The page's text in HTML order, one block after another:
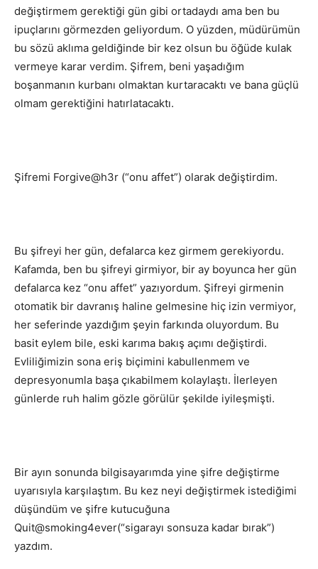
değiştirmem gerektiği gün gibi ortadaydı ama ben bu
ipuçlarını görmezden geliyordum. O yüzden, müdürümün
bu sözü aklıma geldiğinde bir kez olsun bu öğüde kulak
vermeye karar verdim. Şifrem, beni yaşadığım
boşanmanın kurbanı olmaktan kurtaracaktı ve bana güçlü
olmam gerektiğini hatırlatacaktı.
Şifremi Forgive@h3r (“onu affet”) olarak değiştirdim.
Bu şifreyi her gün, defalarca kez girmem gerekiyordu.
Kafamda, ben bu şifreyi girmiyor, bir ay boyunca her gün
defalarca kez “onu affet” yazıyordum. Şifreyi girmenin
otomatik bir davranış haline gelmesine hiç izin vermiyor,
her seferinde yazdığım şeyin farkında oluyordum. Bu
basit eylem bile, eski karıma bakış açımı değiştirdi.
Evliliğimizin sona eriş biçimini kabullenmem ve
depresyonumla başa çıkabilmem kolaylaştı. İlerleyen
günlerde ruh halim gözle görülür şekilde iyileşmişti.
Bir ayın sonunda bilgisayarımda yine şifre değiştirme
uyarısıyla karşılaştım. Bu kez neyi değiştirmek istediğimi
düşündüm ve şifre kutucuğuna
Quit@smoking4ever(“sigarayı sonsuza kadar bırak”)
yazdım.